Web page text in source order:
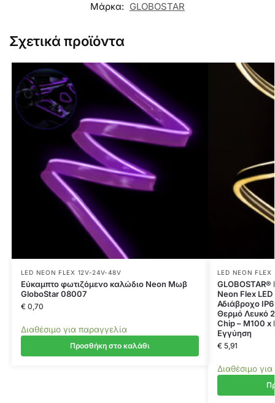
Μάρκα: GLOBOSTAR
Σχετικά προϊόντα
LED NEON FLEX 12V-24V-48V
Εύκαμπτο φωτιζόμενο καλώδιο Neon Μωβ
GloboStar 08007
€0,70
Διαθέσιμο για παραγγελία
Προσθήκη στο καλάθι
LED NEON
GLOBOSTAR®
Neon Flex
Αδιάβροχο
Θερμό Λευκό
Chip – Μ100 x
Εγγύηση
€5,91
Διαθέσιμο